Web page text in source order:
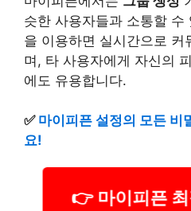
슷한 사용자들과 소통할 수
을 이용하면 실시간으로 커
며, 타 사용자에게 자신의
에도 유용합니다.
✅ 마이피픈 설정의 모든 비
요!
👉 마이피픈